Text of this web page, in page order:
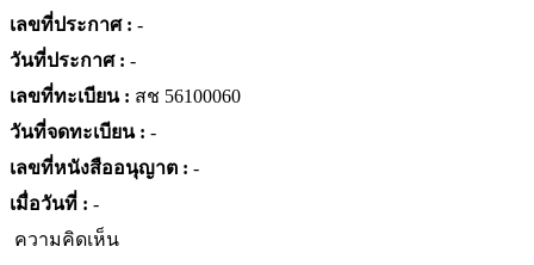
เลขที่ประกาศ : -
วันที่ประกาศ : -
เลขที่ทะเบียน : สช 56100060
วันที่จดทะเบียน : -
เลขที่หนังสืออนุญาต : -
เมื่อวันที่ : -
ความคิดเห็น